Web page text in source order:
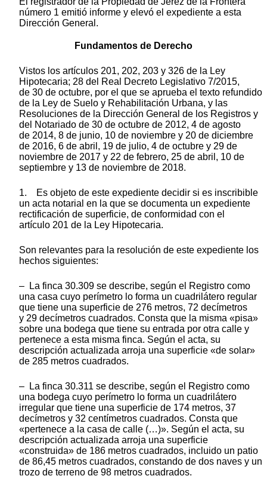
número 1 emitió informe y elevó el expediente a esta
Dirección General.
Fundamentos de Derecho
Vistos los artículos 201, 202, 203 y 326 de la Ley
Hipotecaria; 28 del Real Decreto Legislativo 7/2015,
de 30 de octubre, por el que se aprueba el texto refundido
de la Ley de Suelo y Rehabilitación Urbana, y las
Resoluciones de la Dirección General de los Registros y
del Notariado de 30 de octubre de 2012, 4 de agosto
de 2014, 8 de junio, 10 de noviembre y 20 de diciembre
de 2016, 6 de abril, 19 de julio, 4 de octubre y 29 de
noviembre de 2017 y 22 de febrero, 25 de abril, 10 de
septiembre y 13 de noviembre de 2018.
1. Es objeto de este expediente decidir si es inscribible
un acta notarial en la que se documenta un expediente
rectificación de superficie, de conformidad con el
artículo 201 de la Ley Hipotecaria.
Son relevantes para la resolución de este expediente los
hechos siguientes:
– La finca 30.309 se describe, según el Registro como
una casa cuyo perímetro lo forma un cuadrilátero regular
que tiene una superficie de 276 metros, 72 decímetros
y 29 decímetros cuadrados. Consta que la misma «pisa»
sobre una bodega que tiene su entrada por otra calle y
pertenece a esta misma finca. Según el acta, su
descripción actualizada arroja una superficie «de solar»
de 285 metros cuadrados.
– La finca 30.311 se describe, según el Registro como
una bodega cuyo perímetro lo forma un cuadrilátero
irregular que tiene una superficie de 174 metros, 37
decímetros y 32 centímetros cuadrados. Consta que
«pertenece a la casa de calle (…)». Según el acta, su
descripción actualizada arroja una superficie
«construida» de 186 metros cuadrados, incluido un patio
de 86,45 metros cuadrados, constando de dos naves y un
trozo de terreno de 98 metros cuadrados.